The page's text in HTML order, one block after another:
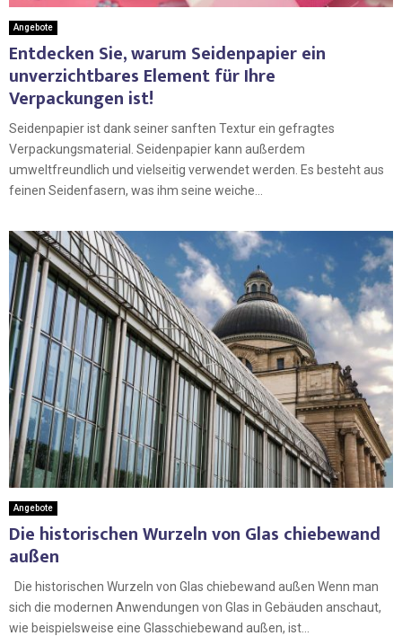
Angebote
Entdecken Sie, warum Seidenpapier ein
unverzichtbares Element für Ihre
Verpackungen ist!
Seidenpapier ist dank seiner sanften Textur ein gefragtes
Verpackungsmaterial. Seidenpapier kann außerdem
umweltfreundlich und vielseitig verwendet werden. Es besteht aus
feinen Seidenfasern, was ihm seine weiche...
Angebote
Die historischen Wurzeln von Glas chiebewand
außen
Die historischen Wurzeln von Glas chiebewand außen Wenn man
sich die modernen Anwendungen von Glas in Gebäuden anschaut,
wie beispielsweise eine Glasschiebewand außen, ist...